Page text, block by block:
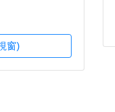
窗)